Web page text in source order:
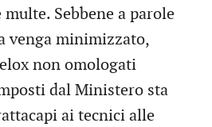
Sebbene a parole
venga minimizzato,
non omologati
dal Ministero sta
ai tecnici alle